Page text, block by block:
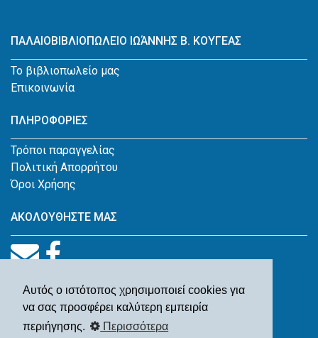
Αυτός ο ιστότοπος χρησιμοποιεί cookies για
να σας προσφέρει καλύτερη εμπειρία
περιήγησης.
Περισσότερα
ΠΑΛΑΙΟΒΙΒΛΙΟΠΩΛΕΙΟ ΙΩΆΝΝΗΣ Β. ΚΟΥΓΕΑΣ
Το βιβλιοπωλείο μας
Επικοινωνία
ΠΛΗΡΟΦΟΡΙΕΣ
Τρόποι παραγγελίας
Πολιτική Απορρήτου
Όροι Χρήσης
ΑΚΟΛΟΥΘΗΣΤΕ ΜΑΣ